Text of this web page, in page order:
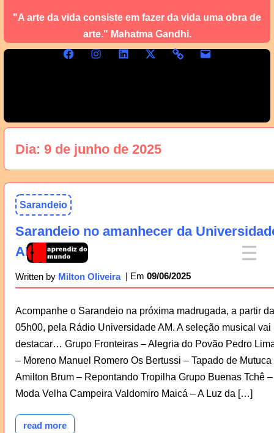
"A arte da vida consiste em fazer da vida uma obra de
arte." Mahatma Gandhi.
Dia: 9 de junho de 2025
Sarandeio
Sarandeio no amanhecer da
AM, 10/06
Written by Milton Oliveira 09/06/2025
Acompanhe o Sarandeio na próxima madrugada, a partir
05h00, pela Rádio Universidade AM. A seleção musical vai
destacar… Grupo Fronteiras – Alegria do Povão Pedro
– Moreno Manuel Romero Os Bertussi – Tapado de Mutuca
Amilton Brum – Repontando Tropilha Grupo Buenas Tchê –
Moda Velha Campeira Valdomiro Maicá – A Luz da […]
read more